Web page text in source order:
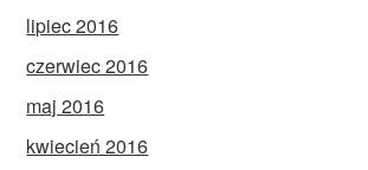
lipiec 2016
czerwiec 2016
maj 2016
kwiecień 2016